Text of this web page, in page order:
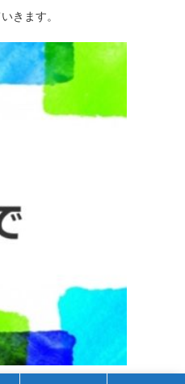
きます。